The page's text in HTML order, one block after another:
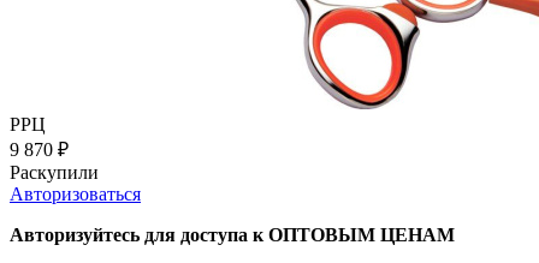
РРЦ
9 870 ₽
Раскупили
Авторизоваться
Авторизуйтесь для доступа к ОПТОВЫМ ЦЕНАМ